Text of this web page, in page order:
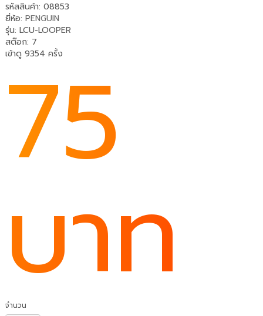
รหัสสินค้า: 08853
ยี่ห้อ: PENGUIN
รุ่น: LCU-LOOPER
สต๊อก: 7
เข้าดู 9354 ครั้ง
75
บาท
จำนวน